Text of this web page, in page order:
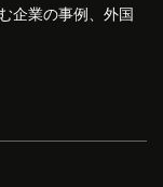
企業の事例、外国